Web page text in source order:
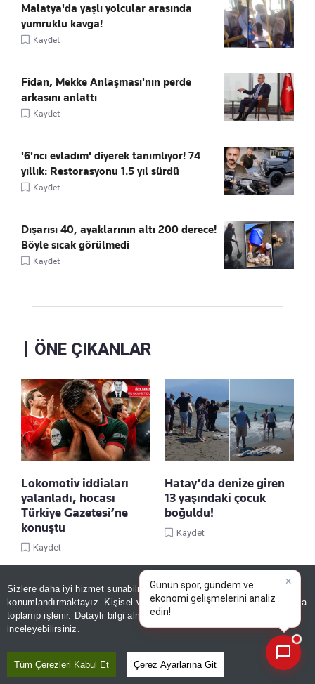
Sizlere daha iyi hizmet sunabilmek adına sitemizdeçerez
konumlandırmaktayız. Kişisel verileriniz, KVKK ve GDPR kapsamında
toplanıp işlenir. Detaylı bilgi almak için
inceleyebilirsiniz.
Tüm Çerezleri Kabul Et Çerez Ayarlarına Git
Malatya'da yaşlı yolcular arasında
yumruklu kavga!
Kaydet
Fidan, Mekke Anlaşması'nın perde
arkasını anlattı
Kaydet
'6'ncı evladım' diyerek tanımlıyor! 74
yıllık: Restorasyonu 1.5 yıl sürdü
Kaydet
Dışarısı 40, ayaklarının altı 200 derece!
Böyle sıcak görülmedi
Kaydet
ÖNE ÇIKANLAR
Lokomotiv iddiaları
yalanladı, hocası
Türkiye Gazetesi’ne
konuştu
Kaydet
Hatay’da denize giren
13 yaşındaki çocuk
boğuldu!
Kaydet
Grönland’da gizli işgal
×
Günün spor, gündem ve
ekonomi gelişmelerini analiz
edin!